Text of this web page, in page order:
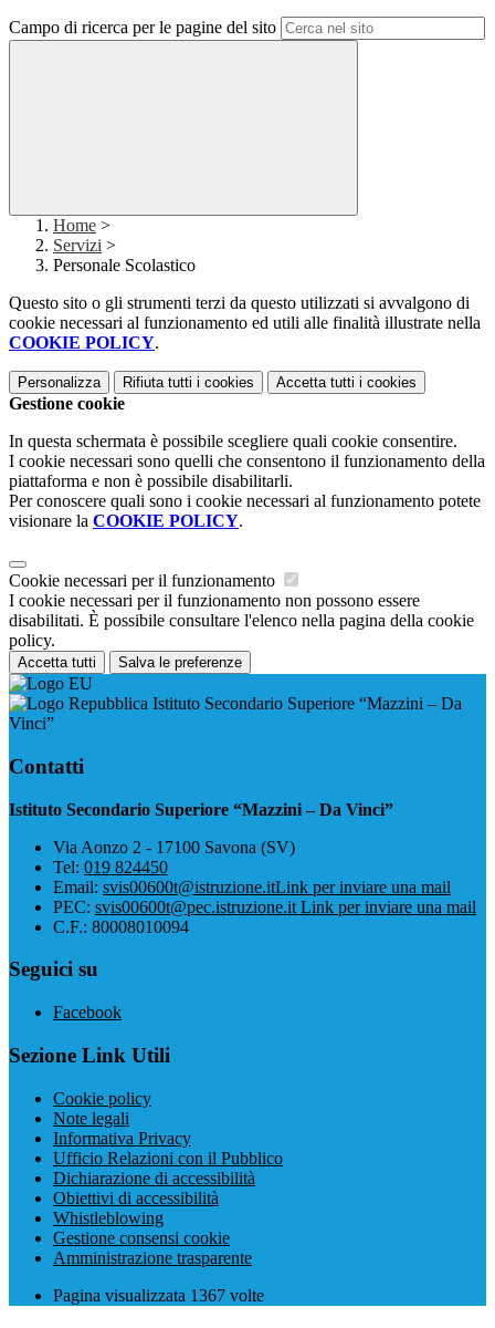
Campo di ricerca per le pagine del sito
Home >
Servizi >
Personale Scolastico
Questo sito o gli strumenti terzi da questo utilizzati si avvalgono di
cookie necessari al funzionamento ed utili alle finalità illustrate nella
COOKIE POLICY.
Personalizza Rifiuta tutti i cookies Accetta tutti i cookies
Gestione cookie
In questa schermata è possibile scegliere quali cookie consentire.
I cookie necessari sono quelli che consentono il funzionamento della
piattaforma e non è possibile disabilitarli.
Per conoscere quali sono i cookie necessari al funzionamento potete
visionare la COOKIE POLICY.
Cookie necessari per il funzionamento
I cookie necessari per il funzionamento non possono essere
disabilitati. È possibile consultare l'elenco nella pagina della cookie
policy.
Accetta tutti Salva le preferenze
Istituto Secondario Superiore “Mazzini – Da
Vinci”
Contatti
Istituto Secondario Superiore “Mazzini – Da Vinci”
Via Aonzo 2 - 17100 Savona (SV)
Tel: 019 824450
Email: svis00600t@istruzione.itLink per inviare una mail
PEC: svis00600t@pec.istruzione.it Link per inviare una mail
C.F.: 80008010094
Seguici su
Facebook
Sezione Link Utili
Cookie policy
Note legali
Informativa Privacy
Ufficio Relazioni con il Pubblico
Dichiarazione di accessibilità
Obiettivi di accessibilità
Whistleblowing
Gestione consensi cookie
Amministrazione trasparente
Pagina visualizzata 1367 volte